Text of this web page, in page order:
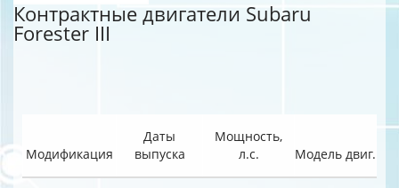
Контрактные двигатели Subaru
Forester III
Модификация
Даты
выпуска
Мощность,
л.с.
Модель двиг.